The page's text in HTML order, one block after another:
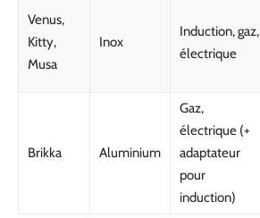
Venus,
Kitty,
Musa
Inox
Induction, gaz,
électrique
Brikka Aluminium
Gaz,
électrique (+
adaptateur
pour
induction)